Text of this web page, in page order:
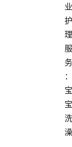
业
护
理
服
务
：
宝
宝
洗
澡